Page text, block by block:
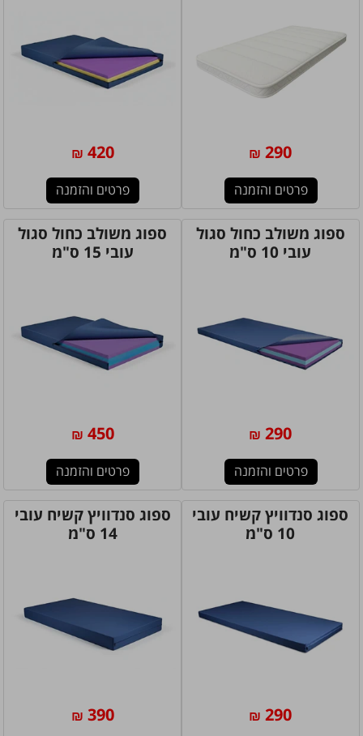
290
₪
פרטים והזמנה
420
₪
פרטים והזמנה
ספוג משולב כחול סגול
עובי 10 ס"מ
290
₪
פרטים והזמנה
ספוג משולב כחול סגול
עובי 15 ס"מ
450
₪
פרטים והזמנה
ספוג סנדוויץ קשיח עובי
10 ס"מ
290
₪
ספוג סנדוויץ קשיח עובי
14 ס"מ
390
₪